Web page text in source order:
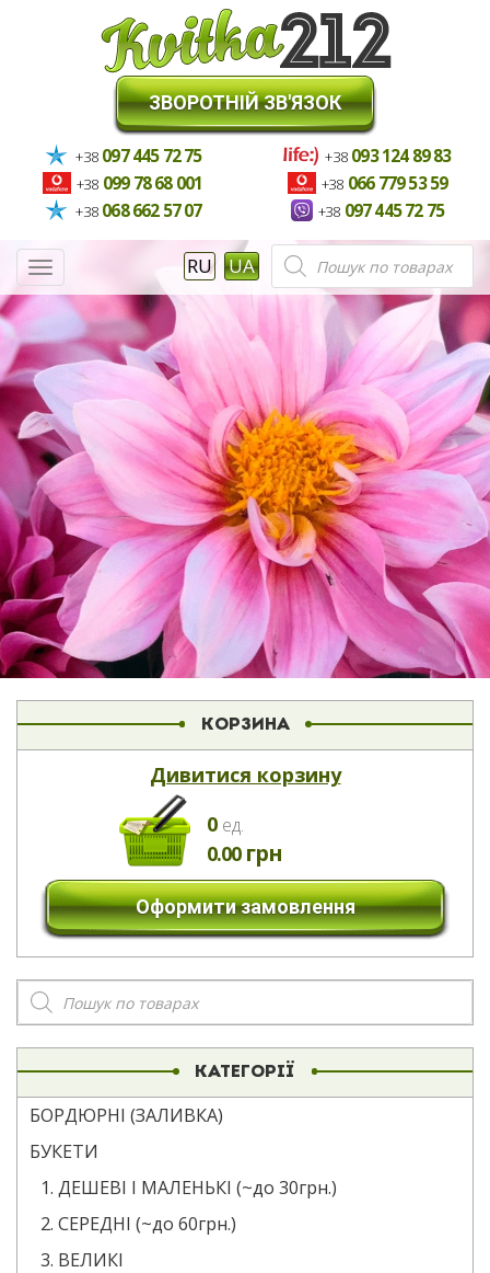
ЗВОРОТНІЙ ЗВ'ЯЗОК
+38 097 445 72 75 +38 093 124 89 83
+38 099 78 68 001 +38 066 779 53 59
+38 068 662 57 07 +38 097 445 72 75
Меню RU UA Пошук
товарів
КОРЗИНА
Дивитися корзину
0eд.
0.00 грн
Оформити замовлення
Пошук
товарів
КАТЕГОРІЇ
БОРДЮРНІ (ЗАЛИВКА)
БУКЕТИ
1. ДЕШЕВІ І МАЛЕНЬКІ (~до 30грн.)
2. СЕРЕДНІ (~до 60грн.)
3. ВЕЛИКІ